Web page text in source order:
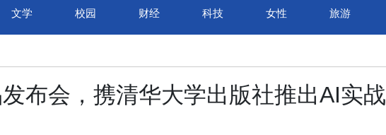
文学 校园 财经 科技 女性 旅游
布会，携清华大学出版社推出AI实战